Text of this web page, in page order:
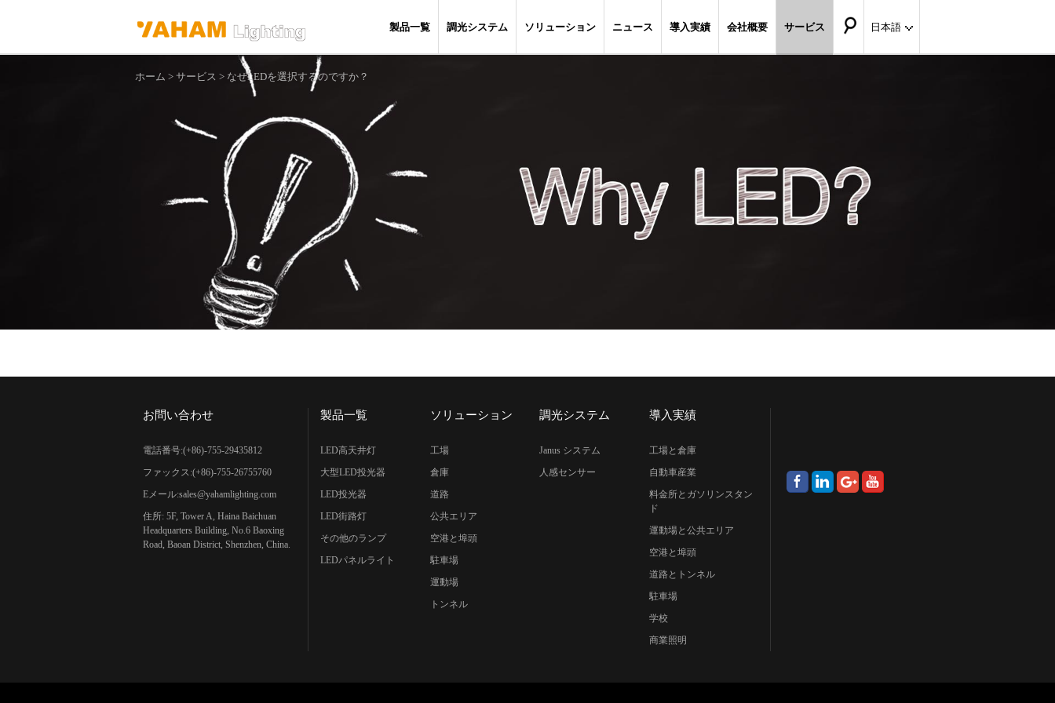
日本語
製品一覧 調光システム ソリューション ニュース 導入実績 会社概要 サービス
ホーム > サービス > なぜLEDを選択するのですか？
お問い合わせ
電話番号:(+86)-755-29435812
ファックス:(+86)-755-26755760
Eメール:sales@yahamlighting.com
住所: 5F, Tower A, Haina Baichuan
Headquarters Building, No.6 Baoxing
Road, Baoan District, Shenzhen, China.
製品一覧
LED高天井灯
大型LED投光器
LED投光器
LED街路灯
その他のランプ
LEDパネルライト
ソリューション
工場
倉庫
道路
公共エリア
空港と埠頭
駐車場
運動場
トンネル
調光システム
Janus システム
人感センサー
導入実績
工場と倉庫
自動車産業
料金所とガソリンスタン
ド
運動場と公共エリア
空港と埠頭
道路とトンネル
駐車場
学校
商業照明